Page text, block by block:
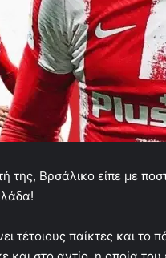
της, Βρσάλικο είπε με
τέτοιους παίκτες και το